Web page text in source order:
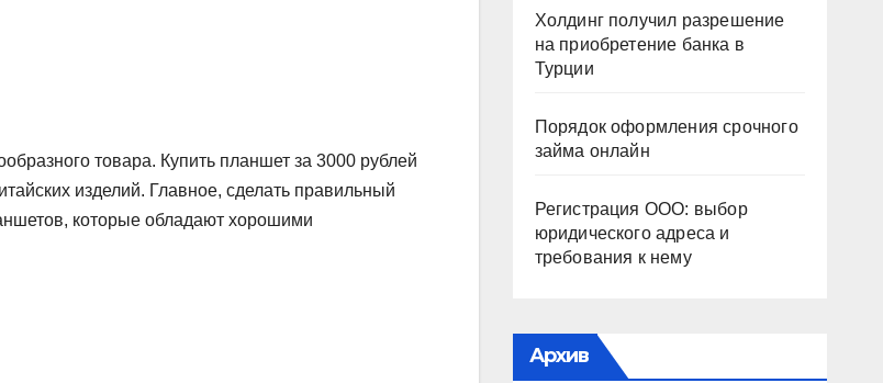
товара. Купить планшет за 3000 рублей
изделий. Главное, сделать правильный
которые обладают хорошими
Холдинг получил разрешение
на приобретение банка в
Турции
Порядок оформления срочного
займа онлайн
Регистрация ООО: выбор
юридического адреса и
требования к нему
Архив